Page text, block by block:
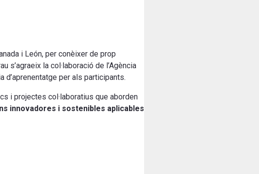
i León, per conèixer de prop
s’agraeix la col·laboració de l’Agència
d’aprenentatge per als participants.
i projectes col·laboratius que aborden
innovadores i sostenibles aplicables